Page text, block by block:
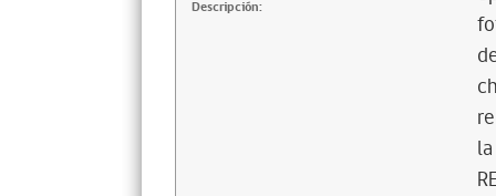
Descripción: